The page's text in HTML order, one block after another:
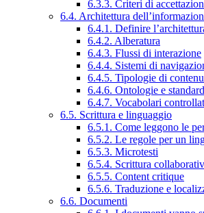
6.3.3. Criteri di
6.4. Architettura
6.4.1. Definire
6.4.2. Alberatura
6.4.3. Flussi di interazione
6.4.4. Sistemi di
6.4.5. Tipologie di
6.4.6. Ontologie e standard
6.4.7. Vocabolari
6.5. Scrittura e linguaggio
6.5.1. Come leggono le
6.5.2. Le regole per un
6.5.3. Microtesti
6.5.4. Scrittura
6.5.5. Content critique
6.5.6. Traduzione e
6.6. Documenti